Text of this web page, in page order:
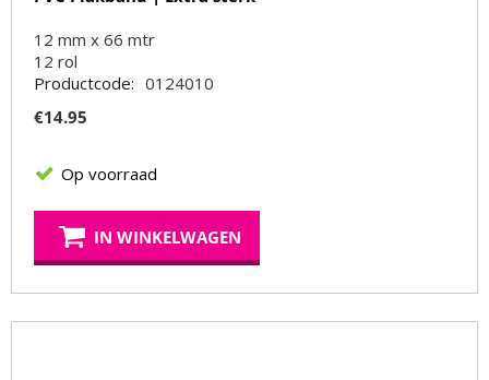
12 mm x 66 mtr
12 rol
Productcode: 0124010
€14.95
Op voorraad
IN WINKELWAGEN